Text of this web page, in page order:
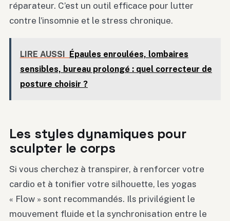
réparateur. C’est un outil efficace pour lutter
contre l’insomnie et le stress chronique.
LIRE AUSSI Épaules enroulées, lombaires
sensibles, bureau prolongé : quel correcteur de
posture choisir ?
Les styles dynamiques pour
sculpter le corps
Si vous cherchez à transpirer, à renforcer votre
cardio et à tonifier votre silhouette, les yogas
« Flow » sont recommandés. Ils privilégient le
mouvement fluide et la synchronisation entre le